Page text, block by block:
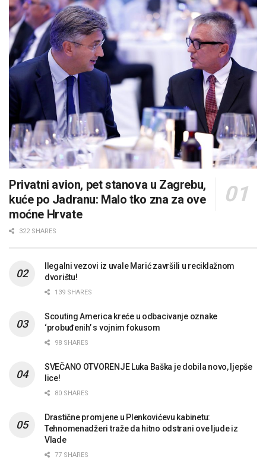
Privatni avion, pet stanova u Zagrebu,
kuće po Jadranu: Malo tko zna za ove
moćne Hrvate
322 SHARES
Ilegalni vezovi iz uvale Marić završili u reciklažnom
dvorištu!
139 SHARES
Scouting America kreće u odbacivanje oznake
‘probuđenih’ s vojnim fokusom
98 SHARES
SVEČANO OTVORENJE Luka Baška je dobila novo, ljepše
lice!
80 SHARES
Drastične promjene u Plenkovićevu kabinetu:
Tehnomenadžeri traže da hitno odstrani ove ljude iz
Vlade
77 SHARES